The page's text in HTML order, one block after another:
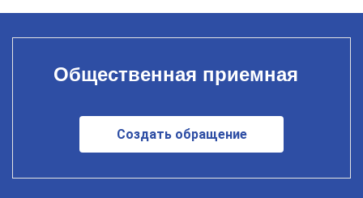
Общественная приемная
Создать обращение